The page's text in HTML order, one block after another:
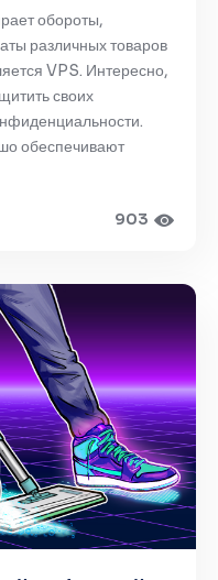
обороты,
различных товаров
VPS. Интересно,
своих
обеспечивают
903